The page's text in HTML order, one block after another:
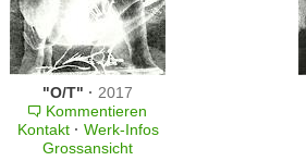
"O/T" · 2017
Kommentieren
Kontakt · Werk-Infos
Grossansicht